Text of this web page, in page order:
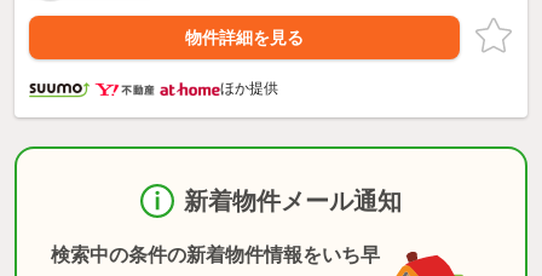
物件詳細を見る
ほか提供
新着物件メール通知
検索中の条件の新着物件情報をいち早